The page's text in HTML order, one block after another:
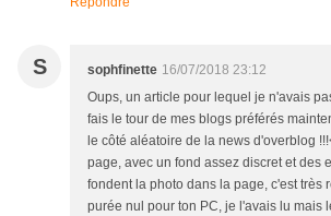
S sophfinette 16/07/2018 23:12
Oups, un article pour lequel je n'avais
fais le tour de mes blogs préférés
le côté aléatoire de la news d'overblog
page, avec un fond assez discret et des
fondent la photo dans la page, c'est très
purée nul pour ton PC, je l'avais lu mais